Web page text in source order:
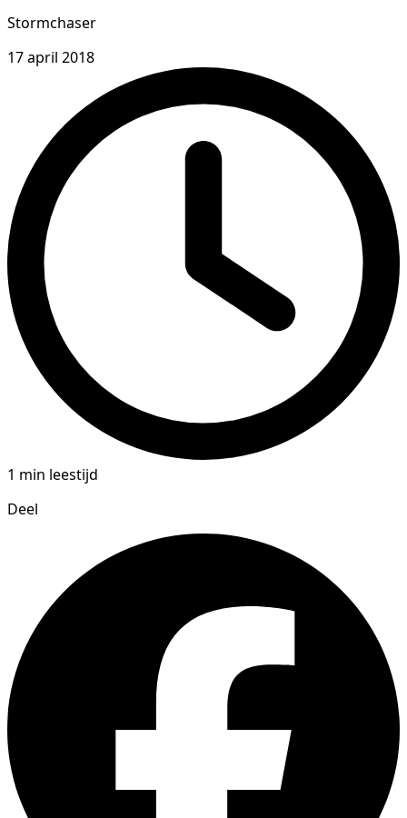
Stormchaser
17 april 2018
1 min leestijd
Deel